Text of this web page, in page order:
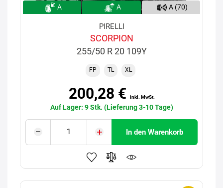
A A A (70)
PIRELLI
SCORPION
255/50 R 20 109Y
FP TL XL
200,28 € inkl. MwSt.
Auf Lager: 9 Stk. (Lieferung 3-10 Tage)
In den Warenkorb